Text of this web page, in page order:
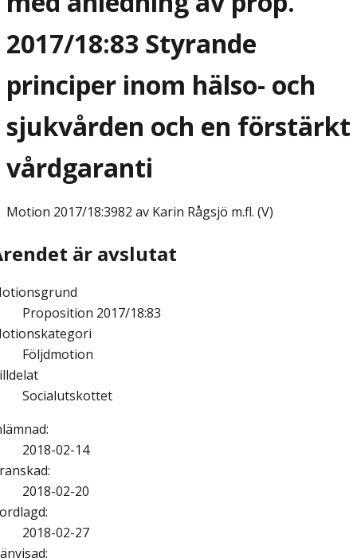
2017/18:83 Styrande
principer inom hälso- och
sjukvården och en förstärkt
vårdgaranti
Motion 2017/18:3982 av Karin Rågsjö m.fl. (V)
är avslutat
Proposition 2017/18:83
Följdmotion
Socialutskottet
:
2018-02-14
:
2018-02-20
:
2018-02-27
: